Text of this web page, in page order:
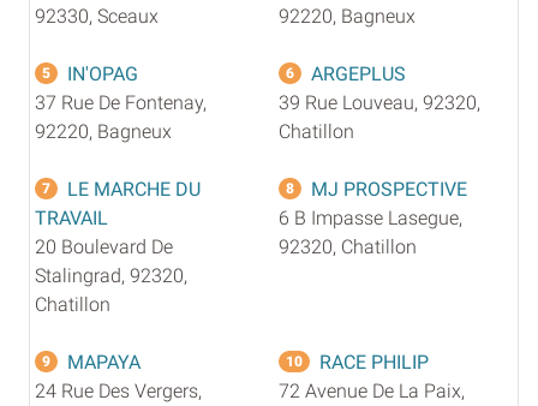
92330, Sceaux
92220, Bagneux
5
IN'OPAG
37 Rue De Fontenay,
92220, Bagneux
6
ARGEPLUS
39 Rue Louveau, 92320,
Chatillon
7
LE MARCHE DU
TRAVAIL
20 Boulevard De
Stalingrad, 92320,
Chatillon
8
MJ PROSPECTIVE
6 B Impasse Lasegue,
92320, Chatillon
9
MAPAYA
24 Rue Des Vergers,
10
RACE PHILIP
72 Avenue De La Paix,